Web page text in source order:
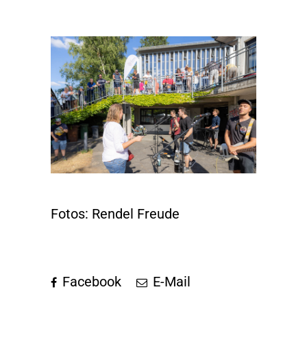
Fotos: Rendel Freude
Facebook E-Mail